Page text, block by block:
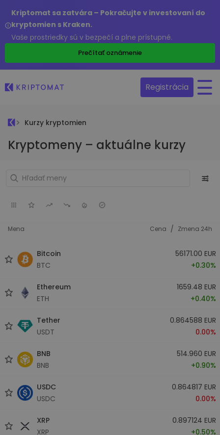
Kriptomat sa zatvára – Pokračujte v investovaní do
kryptomien s Kraken.
Vaše prostriedky sú v bezpečí a plne prístupné.
Prečítať oznámenie
Registrácia
Kurzy kryptomien
Kryptomeny – aktuálne kurzy
Mena Cena / Zmena 24h
Bitcoin
BTC
56171.00 EUR
+0.30%
Ethereum
ETH
1659.48 EUR
+0.40%
Tether
USDT
0.864588 EUR
0.00%
BNB
BNB
514.960 EUR
+0.90%
USDC
USDC
0.864817 EUR
0.00%
XRP
XRP
0.897124 EUR
+0.50%